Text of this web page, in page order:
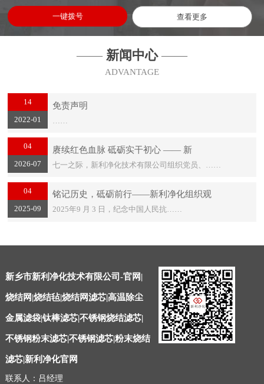
一键拨号 查看更多
—— 新闻中心——
ADVANTAGE
14
2022-01
免责声明
04
2026-07
赓续红色血脉 砥砺实干初心 —— 新
七一之际，新利净化技术有限公司组织党员、……
04
2025-09
铭记历史，砥砺前行——新利净化组织观
2025年9 月 3 日，纪念中国人民抗……
新乡市新利净化技术有限公司-官网|
烧结网|烧结毡|烧结网滤芯|高温除尘
金属滤袋|钛棒滤芯|不锈钢烧结滤芯|
不锈钢粉末滤芯|不锈钢滤芯|粉末烧结
滤芯|新利净化官网
联系人：吕经理